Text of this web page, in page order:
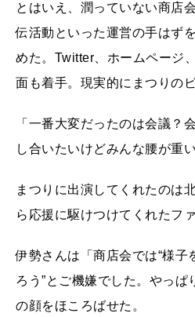
とはいえ、潤っていない商店
伝活動といった運営の手はず
めた。Twitter、ホームページ
面も着手。現実的にまつりの
「一番大変だったのは会議？
し合いたいけどみんな腰が重
まつりに出演してくれたのは
ら応援に駆けつけてくれたフ
伊勢さんは「商店会では“様子
ろう”とご機嫌でした。やっ
の顔をほころばせた。